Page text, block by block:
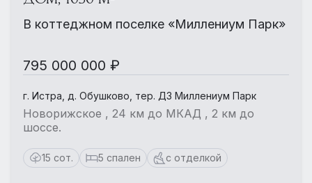
В коттеджном поселке «Миллениум Парк»
795 000 000 ₽
г. Истра, д. Обушково, тер. ДЗ Миллениум Парк
Новорижское , 24 км до МКАД , 2 км до
шоссе.
15 сот. 5 спален с отделкой